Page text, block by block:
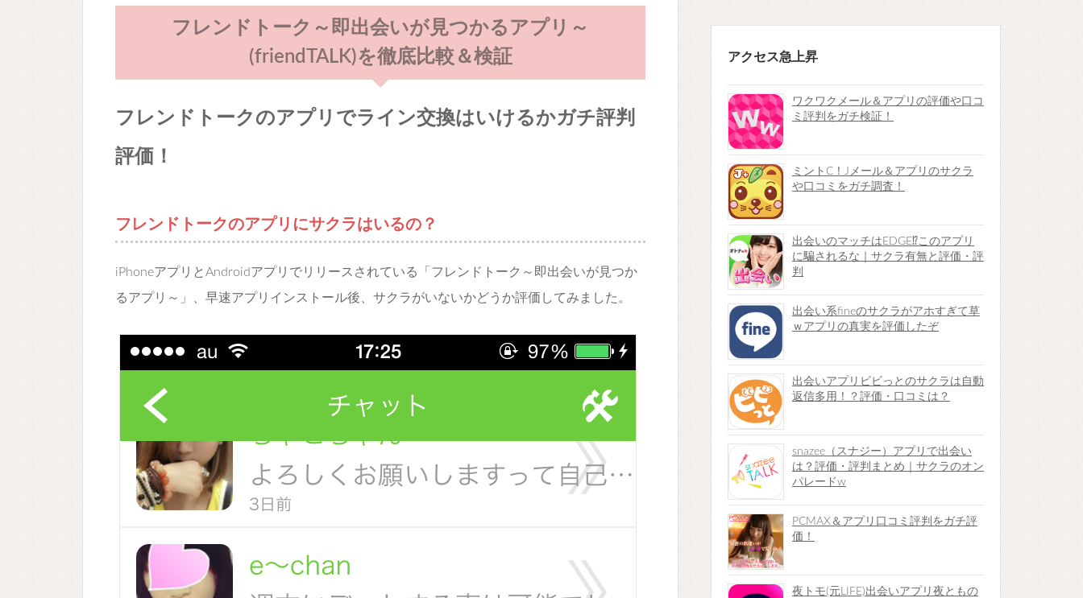
フレンドトーク～即出会いが見つかるアプリ～
(friendTALK)を徹底比較＆検証
フレンドトークのアプリでライン交換はいけるかガチ評判
評価！
フレンドトークのアプリにサクラはいるの？
iPhoneアプリとAndroidアプリでリリースされている「フレンドトーク～即出会いが見つか
るアプリ～」、早速アプリインストール後、サクラがいないかどうか評価してみました。
アクセス急上昇
ワクワクメール＆アプリの評価や口コ
ミ評判をガチ検証！
ミントC！Jメール＆アプリのサクラ
や口コミをガチ調査！
出会いのマッチはEDGE⁉︎このアプリ
に騙されるな｜サクラ有無と評価・評
判
出会い系fineのサクラがアホすぎて草
ｗアプリの真実を評価したぞ
出会いアプリビビっとのサクラは自動
返信多用！？評価・口コミは？
snazee（スナジー）アプリで出会い
は？評価・評判まとめ｜サクラのオン
パレードw
PCMAX＆アプリ口コミ評判をガチ評
価！
夜トモ(元LIFE)出会いアプリ夜ともの